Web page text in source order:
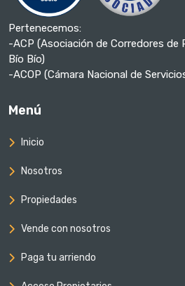
Pertenecemos:
-ACP (Asociación de Corredores de
Bío Bío)
-ACOP (Cámara Nacional de
Menú
Inicio
Nosotros
Propiedades
Vende con nosotros
Paga tu arriendo